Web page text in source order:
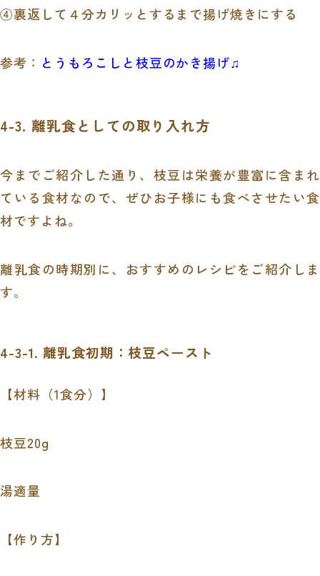
④裏返して４分カリッとするまで揚げ焼きにする
参考： とうもろこしと枝豆のかき揚げ♫
4-3. 離乳食としての取り入れ方
今までご紹介した通り、枝豆は栄養が豊富に含まれ
ている食材なので、ぜひお子様にも食べさせたい食
材ですよね。
離乳食の時期別に、おすすめのレシピをご紹介しま
す。
4-3-1. 離乳食初期：枝豆ペースト
【材料（1食分）】
枝豆20g
湯適量
【作り方】